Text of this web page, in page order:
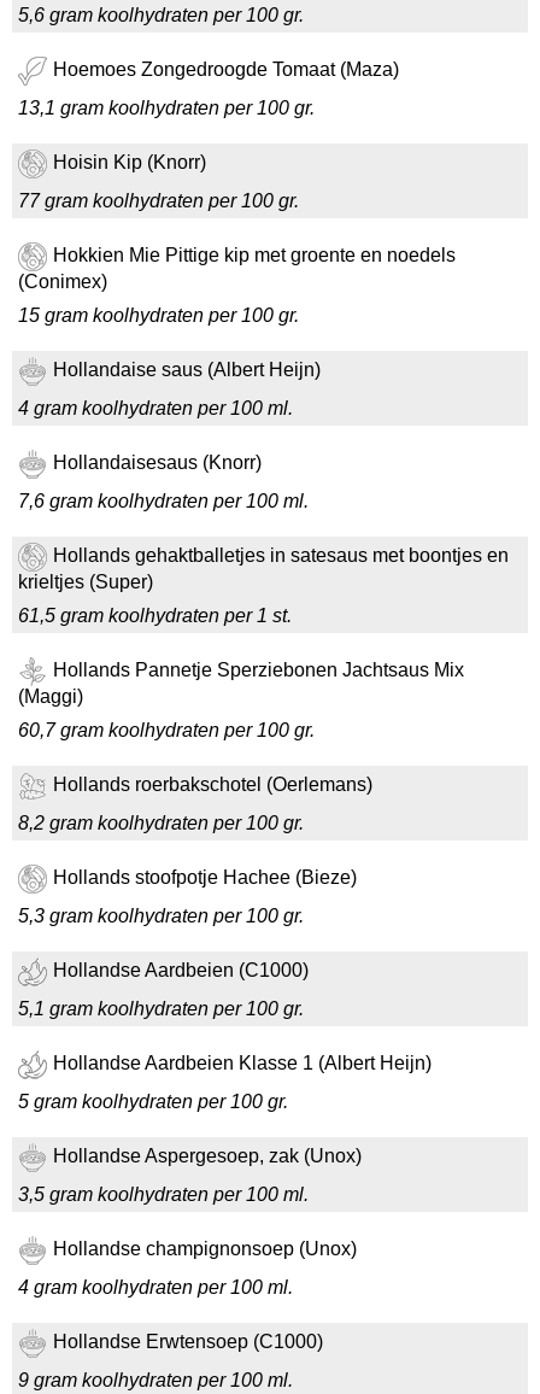
5,6 gram koolhydraten per 100 gr.
Hoemoes Zongedroogde Tomaat (Maza)
13,1 gram koolhydraten per 100 gr.
Hoisin Kip (Knorr)
77 gram koolhydraten per 100 gr.
Hokkien Mie Pittige kip met groente en noedels
(Conimex)
15 gram koolhydraten per 100 gr.
Hollandaise saus (Albert Heijn)
4 gram koolhydraten per 100 ml.
Hollandaisesaus (Knorr)
7,6 gram koolhydraten per 100 ml.
Hollands gehaktballetjes in satesaus met boontjes en
krieltjes (Super)
61,5 gram koolhydraten per 1 st.
Hollands Pannetje Sperziebonen Jachtsaus Mix
(Maggi)
60,7 gram koolhydraten per 100 gr.
Hollands roerbakschotel (Oerlemans)
8,2 gram koolhydraten per 100 gr.
Hollands stoofpotje Hachee (Bieze)
5,3 gram koolhydraten per 100 gr.
Hollandse Aardbeien (C1000)
5,1 gram koolhydraten per 100 gr.
Hollandse Aardbeien Klasse 1 (Albert Heijn)
5 gram koolhydraten per 100 gr.
Hollandse Aspergesoep, zak (Unox)
3,5 gram koolhydraten per 100 ml.
Hollandse champignonsoep (Unox)
4 gram koolhydraten per 100 ml.
Hollandse Erwtensoep (C1000)
9 gram koolhydraten per 100 ml.